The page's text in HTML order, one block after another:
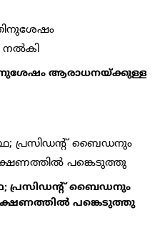
ആരാധനയ്ക്കുള്ള
പ്രസിഡന്റ് ബൈഡനും
ഭക്ഷണത്തില്‍ പങ്കെടുത്തു